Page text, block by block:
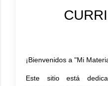
¡Bienvenidos a "Mi
Este sitio está